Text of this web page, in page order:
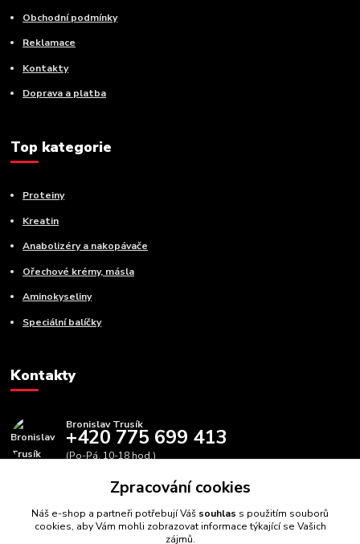
Obchodní podmínky
Reklamace
Kontakty
Doprava a platba
Top kategorie
Proteiny
Kreatin
Anabolizéry a nakopávače
Ořechové krémy, másla
Aminokyseliny
Speciální balíčky
Kontakty
Bronislav Trusík
+420 775 699 413
(Po-Pá, 10-18 hod.)
info@bbfitness.czZpracování cookies
Náš e-shop a partneři potřebují Váš souhlas s použitím souborů
cookies, aby Vám mohli zobrazovat informace týkající se Vašich
zájmů.